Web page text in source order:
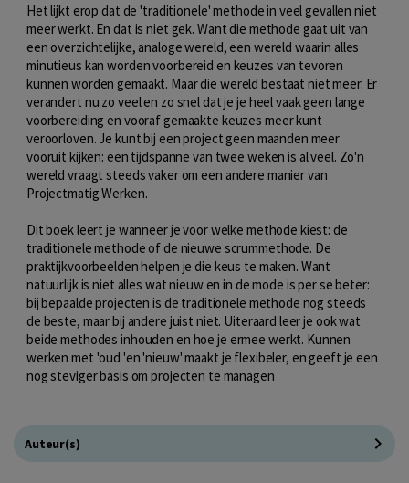
Het lijkt erop dat de 'traditionele' methode in veel gevallen niet
meer werkt. En dat is niet gek. Want die methode gaat uit van
een overzichtelijke, analoge wereld, een wereld waarin alles
minutieus kan worden voorbereid en keuzes van tevoren
kunnen worden gemaakt. Maar die wereld bestaat niet meer. Er
verandert nu zo veel en zo snel dat je je heel vaak geen lange
voorbereiding en vooraf gemaakte keuzes meer kunt
veroorloven. Je kunt bij een project geen maanden meer
vooruit kijken: een tijdspanne van twee weken is al veel. Zo'n
wereld vraagt steeds vaker om een andere manier van
Projectmatig Werken.
Dit boek leert je wanneer je voor welke methode kiest: de
traditionele methode of de nieuwe scrummethode. De
praktijkvoorbeelden helpen je die keus te maken. Want
natuurlijk is niet alles wat nieuw en in de mode is per se beter:
bij bepaalde projecten is de traditionele methode nog steeds
de beste, maar bij andere juist niet. Uiteraard leer je ook wat
beide methodes inhouden en hoe je ermee werkt. Kunnen
werken met 'oud 'en 'nieuw' maakt je flexibeler, en geeft je een
nog steviger basis om projecten te managen
Auteur(s)